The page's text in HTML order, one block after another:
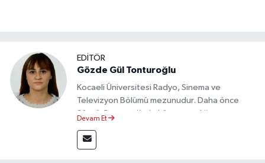
EDİTÖR
Gözde Gül Tonturoğlu
Kocaeli Üniversitesi Radyo, Sinema ve
Televizyon Bölümü mezunudur. Daha önce
Sözcü Gazetesi’nde köşe yazarlığı yapmış ve
Devam Et